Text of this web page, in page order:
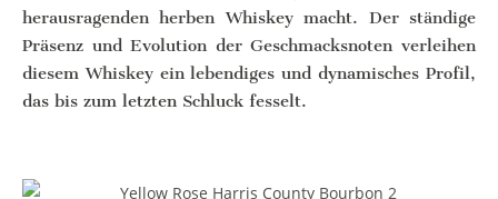
herausragenden herben Whiskey macht. Der ständige
Präsenz und Evolution der Geschmacksnoten verleihen
diesem Whiskey ein lebendiges und dynamisches Profil,
das bis zum letzten Schluck fesselt.